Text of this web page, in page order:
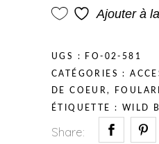
Ajouter à
UGS : FO-02-581
CATÉGORIES :
DE COEUR,
ÉTIQUETTE : WILD
Share: